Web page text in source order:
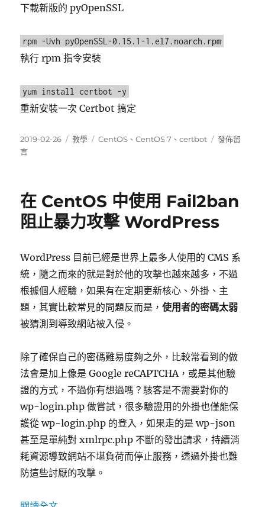
下載新版的 pyOpenSSL
rpm -Uvh pyOpenSSL-0.15.1-1.el7.noarch.rpm
執行 rpm 指令安裝
yum install certbot -y
重新安裝一次 Certbot 搞定
發
佈
2019-02-26
分
教學
標
CentOS 、CentOS 7 、certbot
在
CentOS
出
ImportError:
module
missing
required
to
v0.14
or
』〉
發佈留
言
在 CentOS 中使用 Fail2ban
阻止暴力攻擊 WordPress
WordPress 目前已經是世界上最多人使用的 CMS 系
統，隨之而來的就是對於他的攻擊也越來越多，不過
根據個人經驗，如果有在定期更新核心、外掛、主
題，其實比較常見的問題反而是，使用者的密碼太弱
被猜測到導致網站被入侵。
除了確保自己的密碼難易度夠之外，比較常看到的做
法會是加上像是 Google reCAPTCHA，或是其他驗
證的方式，不過你有想過嗎？駭客是不需要對你的
wp-login.php 做嘗試，很多驗證用的外掛也僅能保
護從 wp-login.php 的登入，如果走的是 wp-json
甚至是單純對 xmlrpc.php 不斷的發出請求，持續消
耗資源導致網站不堪負荷而停止服務，透過外掛也難
防這些討厭的攻擊。